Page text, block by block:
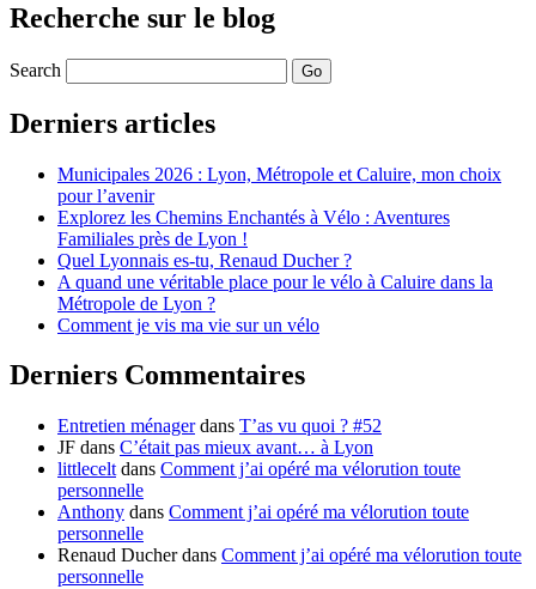
Recherche sur le blog
Search
Derniers articles
Municipales 2026 : Lyon, Métropole et Caluire, mon choix
pour l’avenir
Explorez les Chemins Enchantés à Vélo : Aventures
Familiales près de Lyon !
Quel Lyonnais es-tu, Renaud Ducher ?
A quand une véritable place pour le vélo à Caluire dans la
Métropole de Lyon ?
Comment je vis ma vie sur un vélo
Derniers Commentaires
Entretien ménagerdans T’as vu quoi ? #52
JF dans C’était pas mieux avant… à Lyon
littlecelt dans Comment j’ai opéré ma vélorution toute
personnelle
Anthony dans Comment j’ai opéré ma vélorution toute
personnelle
Renaud Ducherdans Comment j’ai opéré ma vélorution toute
personnelle